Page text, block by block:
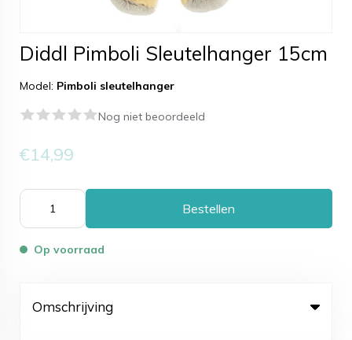
Diddl Pimboli Sleutelhanger 15cm
Model: Pimboli sleutelhanger
Nog niet beoordeeld
€14,99
Bestellen
Op voorraad
Omschrijving